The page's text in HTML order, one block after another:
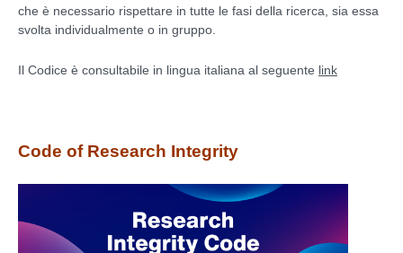
che è necessario rispettare in tutte le fasi della ricerca, sia essa
svolta individualmente o in gruppo.
Il Codice è consultabile in lingua italiana al seguente link
Code of Research Integrity